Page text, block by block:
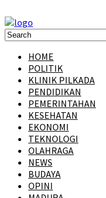
HOME
POLITIK
KLINIK PILKADA
PENDIDIKAN
PEMERINTAHAN
KESEHATAN
EKONOMI
TEKNOLOGI
OLAHRAGA
NEWS
BUDAYA
OPINI